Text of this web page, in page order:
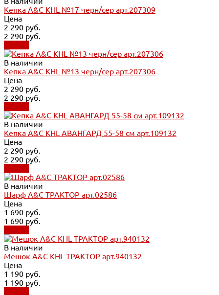
Кепка A&C KHL №17 черн/сер арт.207309
Цена
2 290 руб.
2 290 руб.
В наличии
Кепка A&C KHL №13 черн/сер арт.207306
Цена
2 290 руб.
2 290 руб.
В наличии
Кепка A&C KHL АВАНГАРД 55-58 см арт.109132
Цена
2 290 руб.
2 290 руб.
В наличии
Шарф A&C ТРАКТОР арт.02586
Цена
1 690 руб.
1 690 руб.
В наличии
Мешок A&C KHL ТРАКТОР арт.940132
Цена
1 190 руб.
1 190 руб.